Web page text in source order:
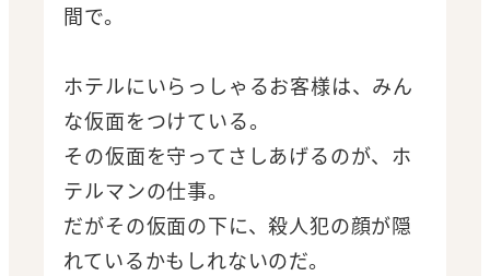
間で。
ホテルにいらっしゃるお客様は、みん
な仮面をつけている。
その仮面を守ってさしあげるのが、ホ
テルマンの仕事。
だがその仮面の下に、殺人犯の顔が隠
れているかもしれないのだ。